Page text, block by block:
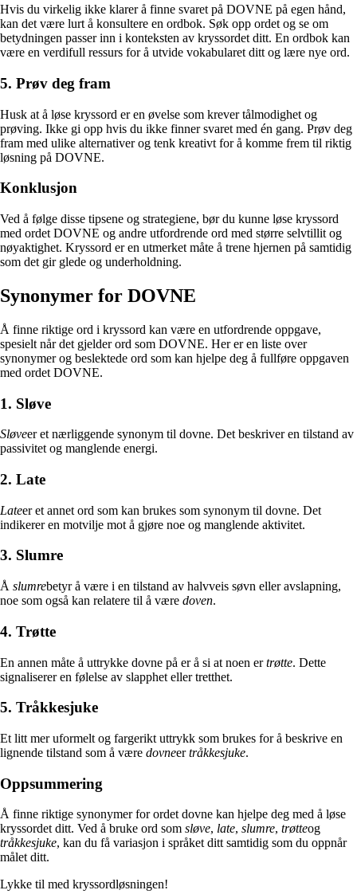
Hvis du virkelig ikke klarer å finne svaret på DOVNE på egen hånd,
kan det være lurt å konsultere en ordbok. Søk opp ordet og se om
betydningen passer inn i konteksten av kryssordet ditt. En ordbok kan
være en verdifull ressurs for å utvide vokabularet ditt og lære nye ord.
5. Prøv deg fram
Husk at å løse kryssord er en øvelse som krever tålmodighet og
prøving. Ikke gi opp hvis du ikke finner svaret med én gang. Prøv deg
fram med ulike alternativer og tenk kreativt for å komme frem til riktig
løsning på DOVNE.
Konklusjon
Ved å følge disse tipsene og strategiene, bør du kunne løse kryssord
med ordet DOVNE og andre utfordrende ord med større selvtillit og
nøyaktighet. Kryssord er en utmerket måte å trene hjernen på samtidig
som det gir glede og underholdning.
Synonymer for DOVNE
Å finne riktige ord i kryssord kan være en utfordrende oppgave,
spesielt når det gjelder ord som DOVNE. Her er en liste over
synonymer og beslektede ord som kan hjelpe deg å fullføre oppgaven
med ordet DOVNE.
1. Sløve
Sløveer et nærliggende synonym til dovne. Det beskriver en tilstand av
passivitet og manglende energi.
2. Late
Lateer et annet ord som kan brukes som synonym til dovne. Det
indikerer en motvilje mot å gjøre noe og manglende aktivitet.
3. Slumre
Å slumrebetyr å være i en tilstand av halvveis søvn eller avslapning,
noe som også kan relatere til å være doven.
4. Trøtte
En annen måte å uttrykke dovne på er å si at noen ertrøtte. Dette
signaliserer en følelse av slapphet eller tretthet.
5. Tråkkesjuke
Et litt mer uformelt og fargerikt uttrykk som brukes for å beskrive en
lignende tilstand som å være dovneertråkkesjuke.
Oppsummering
Å finne riktige synonymer for ordet dovne kan hjelpe deg med å løse
kryssordet ditt. Ved å bruke ord som sløve, late, slumre, trøtteog
tråkkesjuke, kan du få variasjon i språket ditt samtidig som du oppnår
målet ditt.
Lykke til med kryssordløsningen!